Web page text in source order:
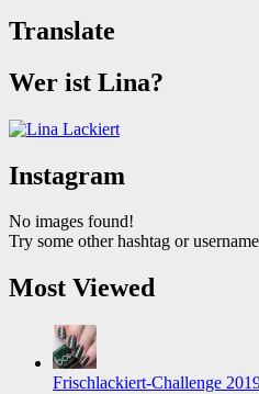
Translate
Wer ist Lina?
Instagram
No images found!
Try some other hashtag or username
Most Viewed
Frischlackiert-Challenge